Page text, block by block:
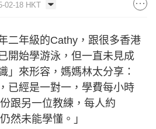
02-18 HKT
二年級的Cathy，跟很多香港
開始學游泳，但一直未見成
」來形容，媽媽林太分享：
已經是一對一，學費每小時
跟另一位教練，每人約
然未能學懂。」